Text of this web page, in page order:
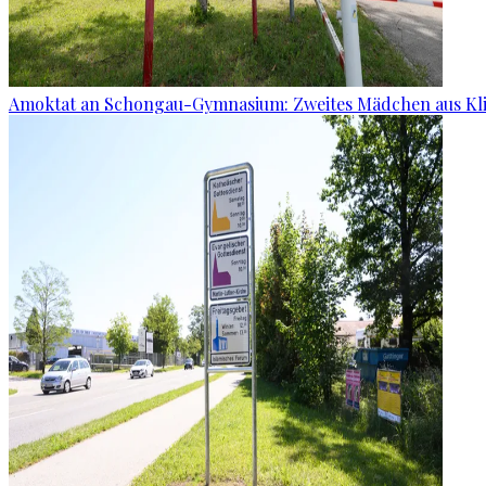
Amoktat an Schongau-Gymnasium: Zweites Mädchen aus